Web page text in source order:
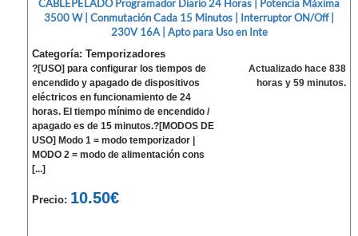
CABLEPELADO Programador Diario 24 Horas | Potencia Máxima
3500 W | Conmutación Cada 15 Minutos | Interruptor ON/Off |
230V 16A | Apto para Uso en Inte
Categoría: Temporizadores
?[USO] para configurar los tiempos de
encendido y apagado de dispositivos
eléctricos en funcionamiento de 24
horas. El tiempo mínimo de encendido /
apagado es de 15 minutos.?[MODOS DE
USO] Modo 1 = modo temporizador |
MODO 2 = modo de alimentación cons
[...]
Precio: 10.50€
Actualizado hace 838
horas y 59 minutos.